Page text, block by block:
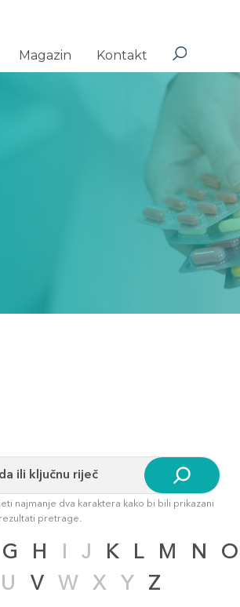
Magazin Kontakt
najmanje dva karaktera kako bi bili prikazani
rezultati pretrage.
G H I J K L M N O
U V W X Y Z